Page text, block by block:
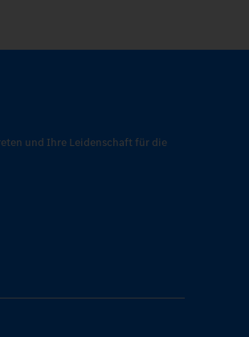
und Ihre Leidenschaft für die